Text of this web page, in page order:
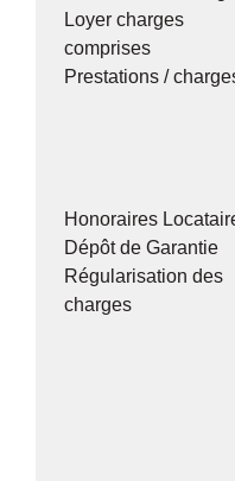
Loyer charges
comprises
Prestations /
Honoraires
Dépôt de Garantie
Régularisation des
charges